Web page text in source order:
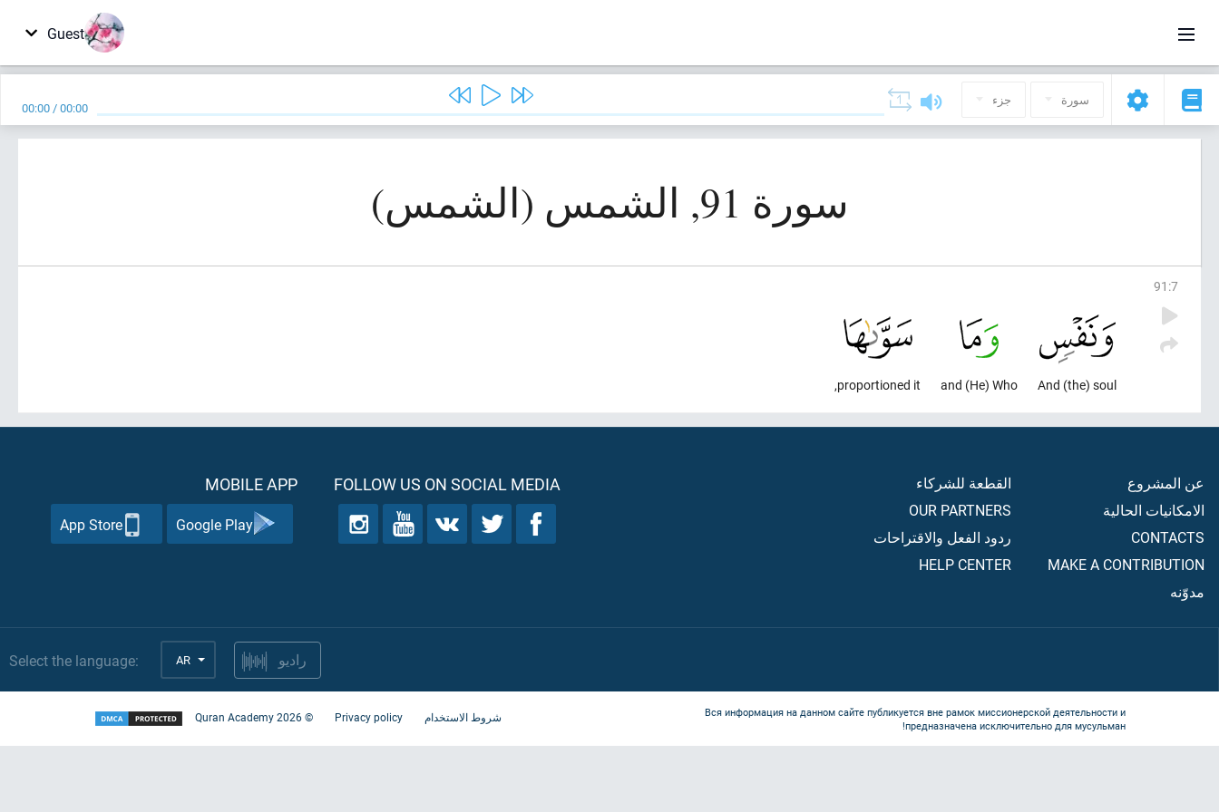
Guest
سورة جزء 00:00 /00:00
سورة 91, الشمس (الشمس)
91 :7
And (the) soul
and (He) Who
proportioned it,
عن المشروع
الامكانيات الحالية
CONTACTS
MAKE A CONTRIBUTION
مدوّنه
القطعة للشركاء
OUR PARTNERS
ردود الفعل والاقتراحات
HELP CENTER
FOLLOW US ON SOCIAL MEDIA
MOBILE APP
Google Play
App Store
Select the language: AR راديو
Вся информация на данном сайте публикуется вне рамок миссионерской деятельности и
предназначена исключительно для мусульман!
شروط الاستخدام Privacy policy
©
2026